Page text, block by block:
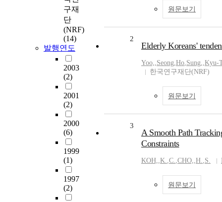
구재
단
(NRF)
(14)
발행연도
2003
(2)
2001
(2)
2000
(6)
1999
(1)
1997
(2)
원문보기
2
Elderly Koreans'
Yoo,,Seong,Ho,Sung,,Kyu-
한국연구재단(NRF)
원문보기
3
A Smooth Path
Constraints
KOH,,K.,C.,CHO,,H.,S.
원문보기